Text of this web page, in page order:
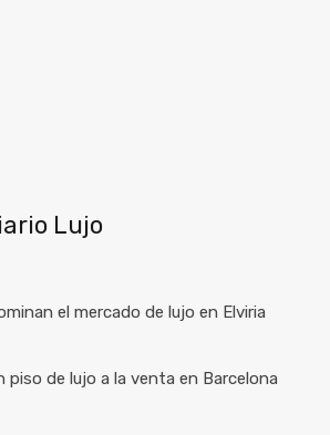
Lujo
el mercado de lujo en Elviria
piso de lujo a la venta en Barcelona